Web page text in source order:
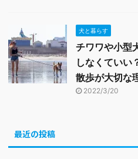
犬と暮らす
チワワや小型
しなくていい
散歩が大切な
2022/3/20
最近の投稿